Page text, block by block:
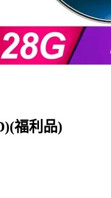
福利品)